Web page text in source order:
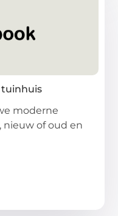
tuinhuis
moderne
of oud en